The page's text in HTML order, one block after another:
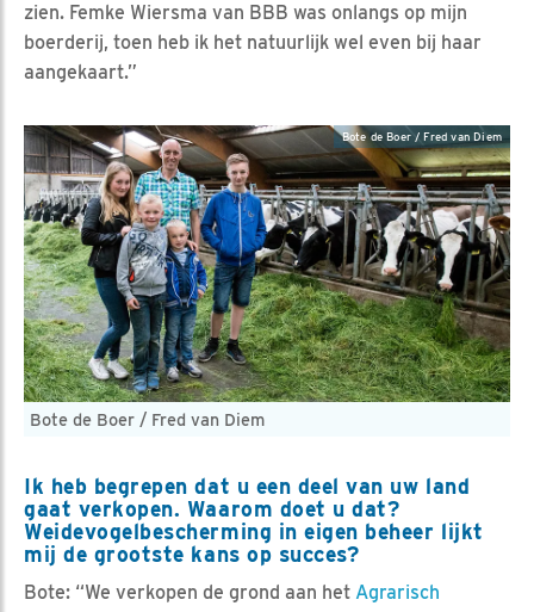
zien. Femke Wiersma van BBB was onlangs op mijn
boerderij, toen heb ik het natuurlijk wel even bij haar
aangekaart.”
Bote de Boer / Fred van Diem
Bote de Boer / Fred van Diem
Ik heb begrepen dat u een deel van uw land
gaat verkopen. Waarom doet u dat?
Weidevogelbescherming in eigen beheer lijkt
mij de grootste kans op succes?
Bote: “We verkopen de grond aan het Agrarisch